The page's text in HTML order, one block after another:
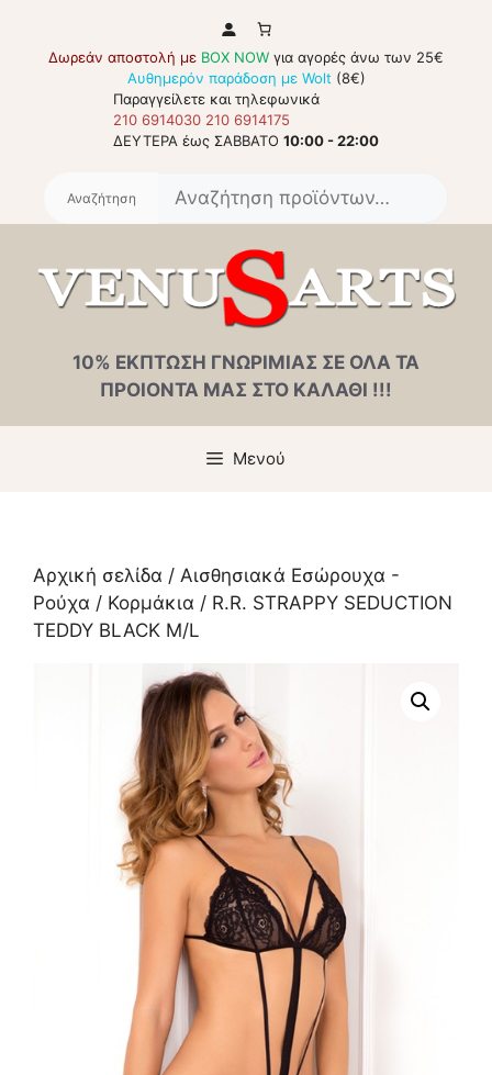
περιεχόμενο
Δωρεάν αποστολή με BOX NOW για αγορές άνω των 25€
Αυθημερόν παράδοση με Wolt (8€)
Παραγγείλετε και τηλεφωνικά
210 6914030 210 6914175
ΔΕΥΤΕΡΑ έως ΣΑΒΒΑΤΟ 10:00 - 22:00
10% ΕΚΠΤΩΣΗ ΓΝΩΡΙΜΙΑΣ ΣΕ ΟΛΑ ΤΑ
ΠΡΟΙΟΝΤΑ ΜΑΣ ΣΤΟ ΚΑΛΑΘΙ !!!
Μενού
Αρχική σελίδα / Αισθησιακά Εσώρουχα -
Ρούχα / Κορμάκια / R.R. STRAPPY SEDUCTION
TEDDY BLACK M/L